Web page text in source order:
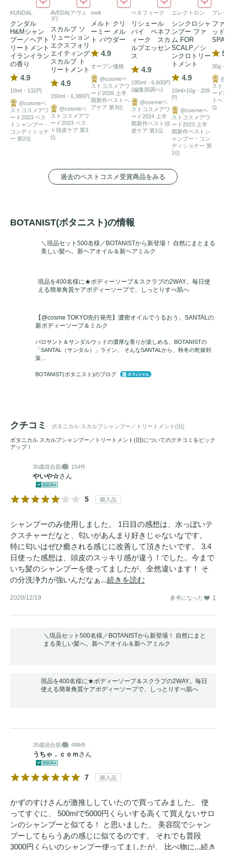
よく泡立てて洗い、その後十分すすいでください。
トリート
メント
は、水気をきり、適量を頭皮を中心に髪全体になじま
せながらマッサージしてください。その後、十分すすいでく
シャンプー490ml 1,400円／トリートメント 490g 1,400円
KUNDAL
クンダル
H&Mシャン
プー／ヘアト
リートメント
イランイラン
の香り
4.9
10ml・132円
@cosmeベ
ストコスメアワ
ード2023 ベス
トシャンプー・
コンディショナ
ー 第2位
AVEDA(アヴェ
ダ)
スカルプ ソ
リューション
エクスフォリ
エイティング
スカルプ ト
リートメント
4.9
150ml・6,380円
@cosmeベ
ストコスメアワ
ード2023 ベス
ト頭皮ケア 第3
位
melt
メルト クリ
ーミー メル
ト パウダー
4.9
オープン価格
@cosmeベ
ストコスメアワ
ード2026 上半
期新作ベストヘ
アケア 第3位
ベネフィーク
リシェール
バイ ベネフ
ィーク スカ
ルプエッセン
ス
4.9
195ml・6,600円
(編集部調べ)
@cosmeベ
ストコスメアワ
ード2024 上半
期新作ベスト頭
皮ケア 第1位
エレクトロン
シンクロシャ
ンプー ファ
ム FOR
SCALP／シ
ンクロトリー
トメント
4.9
10ml+10g・209
円
@cosmeベ
ストコスメアワ
ード2023 上半
期新作ベストシ
ャンプー・コン
ディショナー 第
1位
プレ
フ
ッ
30g
スト
ード
トヘ
位
過去のベストコスメ受賞商品をみる
BOTANIST(ボタニスト)の情報
＼現品セット500名様／BOTANISTから新登場！ 自然にまとまる
美しい髪へ。新ヘアオイル＆新ヘアミルク
現品を400名様に★ボディーソープ＆スクラブの2WAY。毎日使
える簡単角質ケアボディーソープで、しっとりすべ肌へ
【@cosme TOKYO先行発売】濃密オイルでうるおう。SANTALの
新ボディーソープ＆ミルク
パロサント＆サンダルウッドの濃厚な香りが楽しめる、BOTANISTの
「SANTAL（サンタル）」ライン。 そんなSANTALから、秋冬の乾燥対
策…
BOTANIST(ボタニスト)のブログ
クチコミ ボタニカル スカルプシャンプー／トリートメント(旧)
ボタニカル スカルプシャンプー／トリートメント(旧)についてのクチコミをピック
アップ！
30歳混合肌 154件
やいや☆さん
5 購入品
シャンプーのみ使用しました。 1日目の感想は、水っぽいテ
クスチャーだなと、匂いがあんまり好きじゃないなです。
特に匂いはぜひ癒される感じに改善して頂きたいです。 3.4
日使った感想は、頭皮のスッキリ感が違う！でした。今まで
いち髪のシャンプーを使ってましたが、全然違います！ そ
の分洗浄力が強いんだなぁ...続きを読む
2020/12/19 参考になった 1
＼現品セット500名様／BOTANISTから新登場！ 自然にまと
まる美しい髪へ。新ヘアオイル＆新ヘアミルク
現品を400名様に★ボディーソープ＆スクラブの2WAY。毎日
使える簡単角質ケアボディーソープで、しっとりすべ肌へ
35歳混合肌 498件
うちゃ．ｃｏｍさん
7 購入品
かずのすけさんが激推ししていたので買ってみました。 使
ってすぐに、 500mlで5000円くらいする高くて買えないサロ
ンのシャンプーと似てる！ と思いました。 美容院でシャン
プーしてもらうあの感じに似てるのです。 それでも普段
3000円くらいのシャンプー使ってましたが、 比べ物に...続き